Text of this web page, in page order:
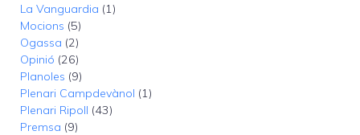
La Vanguardia (1)
Mocions (5)
Ogassa (2)
Opinió (26)
Planoles (9)
Plenari Campdevànol (1)
Plenari Ripoll (43)
Premsa (9)